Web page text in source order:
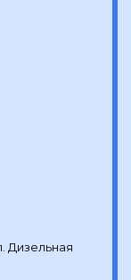
Дизельная